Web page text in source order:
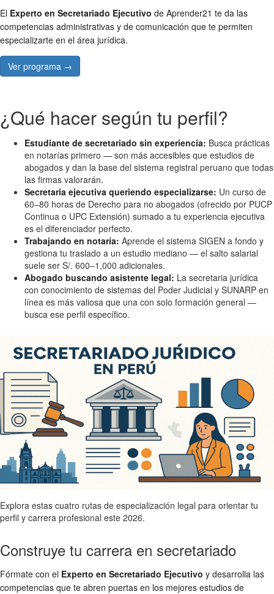
El Experto en Secretariado Ejecutivo de Aprender21 te da las
competencias administrativas y de comunicación que te permiten
especializarte en el área jurídica.
Ver programa →
¿Qué hacer según tu perfil?
Estudiante de secretariado sin experiencia: Busca prácticas
en notarías primero — son más accesibles que estudios de
abogados y dan la base del sistema registral peruano que todas
las firmas valorarán.
Secretaria ejecutiva queriendo especializarse: Un curso de
60–80 horas de Derecho para no abogados (ofrecido por PUCP
Continua o UPC Extensión) sumado a tu experiencia ejecutiva
es el diferenciador perfecto.
Trabajando en notaría: Aprende el sistema SIGEN a fondo y
gestiona tu traslado a un estudio mediano — el salto salarial
suele ser S/. 600–1,000 adicionales.
Abogado buscando asistente legal: La secretaria jurídica
con conocimiento de sistemas del Poder Judicial y SUNARP en
línea es más valiosa que una con solo formación general —
busca ese perfil específico.
Explora estas cuatro rutas de especialización legal para orientar tu
perfil y carrera profesional este 2026.
Construye tu carrera en secretariado
Fórmate con el Experto en Secretariado Ejecutivo y desarrolla las
competencias que te abren puertas en los mejores estudios de